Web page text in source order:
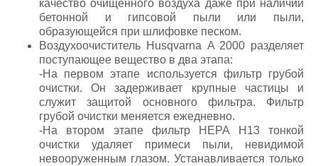
качество очищенного воздуха даже при наличии
бетонной и гипсовой пыли или пыли,
образующейся при шлифовке песком.
Воздухоочиститель Husqvarna A 2000 разделяет
поступающее вещество в два этапа:
-На первом этапе используется фильтр грубой
очистки. Он задерживает крупные частицы и
служит защитой основного фильтра. Фильтр
грубой очистки меняется ежедневно.
-На втором этапе фильтр HEPA H13 тонкой
очистки удаляет примеси пыли, невидимой
невооруженным глазом. Устанавливается только